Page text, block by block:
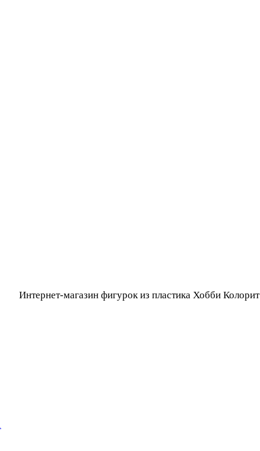
Интернет-магазин фигурок из пластика Хобби Колорит